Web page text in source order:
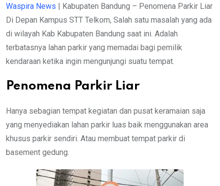
Waspira News | Kabupaten Bandung – Penomena Parkir Liar
Di Depan Kampus STT Telkom, Salah satu masalah yang ada
di wilayah Kab Kabupaten Bandung saat ini. Adalah
terbatasnya lahan parkir yang memadai bagi pemilik
kendaraan ketika ingin mengunjungi suatu tempat.
Penomena Parkir Liar
Hanya sebagian tempat kegiatan dan pusat keramaian saja
yang menyediakan lahan parkir luas baik menggunakan area
khusus parkir sendiri. Atau membuat tempat parkir di
basement gedung.